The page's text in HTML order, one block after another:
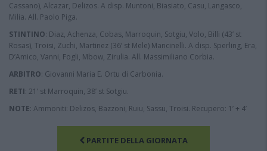
Cassano), Alcazar, Delizos. A disp. Muntoni, Biasiato, Casu, Langasco,
Milia. All. Paolo Piga.
STINTINO: Diaz, Achenza, Cobas, Marroquin, Sotgiu, Volo, Billi (43’ st
Rosas), Troisi, Zuchi, Martinez (36’ st Mele) Mancinelli. A disp. Sperling, Era,
D’Amico, Vanni, Fogli, Mbow, Zirulia. All. Massimiliano Corbia.
ARBITRO: Giovanni Maria E. Ortu di Carbonia.
RETI: 21’ st Marroquin, 38’ st Sotgiu.
NOTE: Ammoniti: Delizos, Bazzoni, Ruiu, Sassu, Troisi. Recupero: 1’ + 4’
PARTITE DELLA GIORNATA